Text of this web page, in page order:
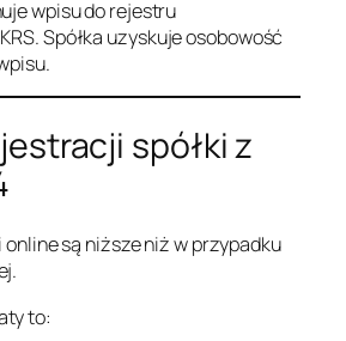
wpisu do rejestru
Spółka uzyskuje osobowość
spółki z
są niższe niż w przypadku
to: